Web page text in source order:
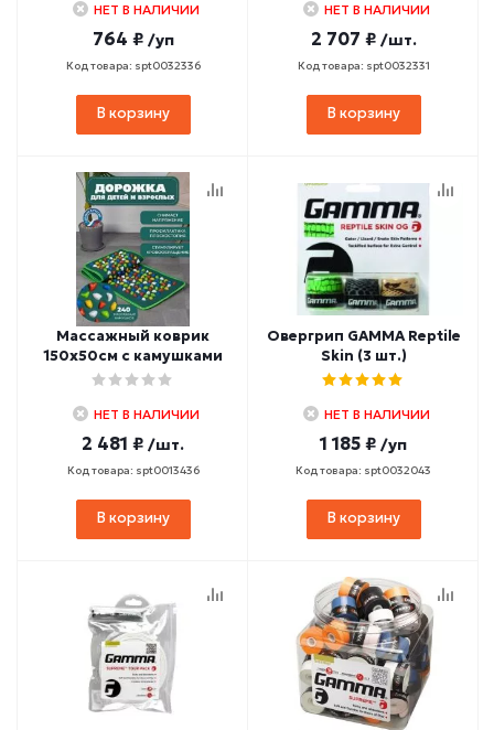
НЕТ В НАЛИЧИИ
764 ₽ /уп
Код товара: spt0032336
В корзину
НЕТ В НАЛИЧИИ
2 707 ₽ /шт.
Код товара: spt0032331
В корзину
Массажный коврик
150х50см с камушками
НЕТ В НАЛИЧИИ
2 481 ₽ /шт.
Код товара: spt0013436
В корзину
Овергрип GAMMA Reptile
Skin (3 шт.)
НЕТ В НАЛИЧИИ
1 185 ₽ /уп
Код товара: spt0032043
В корзину